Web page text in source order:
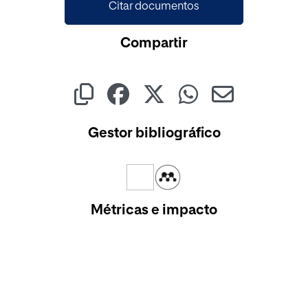
Citar documentos
Compartir
Gestor bibliográfico
Métricas e impacto